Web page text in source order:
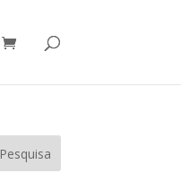
Pesquisa